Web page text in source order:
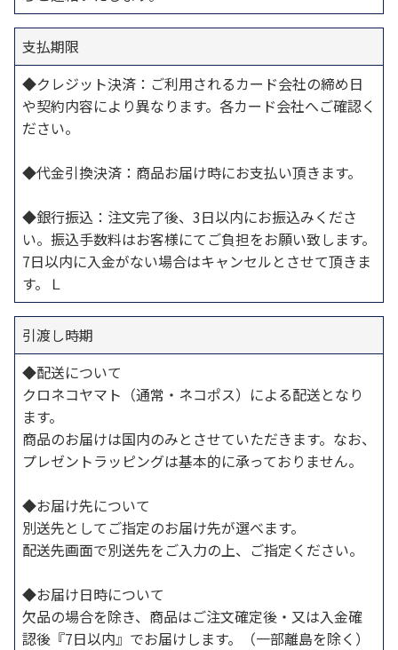
支払期限
◆クレジット決済：ご利用されるカード会社の締め日
や契約内容により異なります。各カード会社へご確認く
ださい。
◆代金引換決済：商品お届け時にお支払い頂きます。
◆銀行振込：注文完了後、3日以内にお振込みくださ
い。振込手数料はお客様にてご負担をお願い致します。
7日以内に入金がない場合はキャンセルとさせて頂きま
す。Ｌ
引渡し時期
◆配送について
クロネコヤマト（通常・ネコポス）による配送となり
ます。
商品のお届けは国内のみとさせていただきます。なお、
プレゼントラッピングは基本的に承っておりません。
◆お届け先について
別送先としてご指定のお届け先が選べます。
配送先画面で別送先をご入力の上、ご指定ください。
◆お届け日時について
欠品の場合を除き、商品はご注文確定後・又は入金確
認後『7日以内』でお届けします。（一部離島を除く）